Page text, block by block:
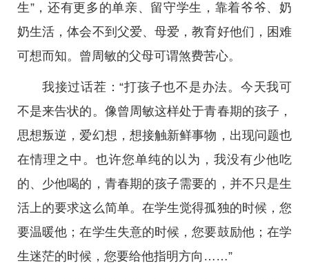
生”，还有更多的单亲、留守学生，靠着爷爷、奶
奶生活，体会不到父爱、母爱，教育好他们，困难
可想而知。曾周敏的父母可谓煞费苦心。
我接过话茬：“打孩子也不是办法。今天我可
不是来告状的。像曾周敏这样处于青春期的孩子，
思想叛逆，爱幻想，想接触新鲜事物，出现问题也
在情理之中。也许您单纯的以为，我没有少他吃
的、少他喝的，青春期的孩子需要的，并不只是生
活上的要求这么简单。在学生觉得孤独的时候，您
要温暖他；在学生失意的时候，您要鼓励他；在学
生迷茫的时候，您要给他指明方向……”